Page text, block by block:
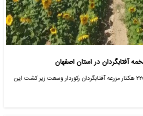
آفتابگردان در استان اصفهان
شهرستان شاهین شهر و میمه با ۲۲۰ هکتار مزرعه آفتابگردان رکوردار وسعت زیر کشت این